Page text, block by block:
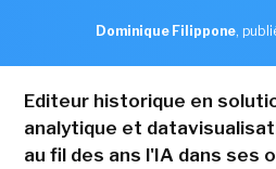
Dominique Filippone,
Editeur historique en
analytique et
au fil des ans l'IA dans ses